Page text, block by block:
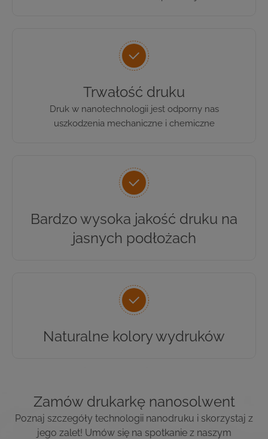
Trwałość druku
Druk w nanotechnologii jest odporny nas
uszkodzenia mechaniczne i chemiczne
Bardzo wysoka jakość druku na
jasnych podłożach
Naturalne kolory wydruków
Zamów drukarkę nanosolwent
Poznaj szczegóły technologii nanodruku i skorzystaj z
jego zalet! Umów się na spotkanie z naszym